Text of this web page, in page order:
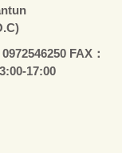
FAX：
17:00